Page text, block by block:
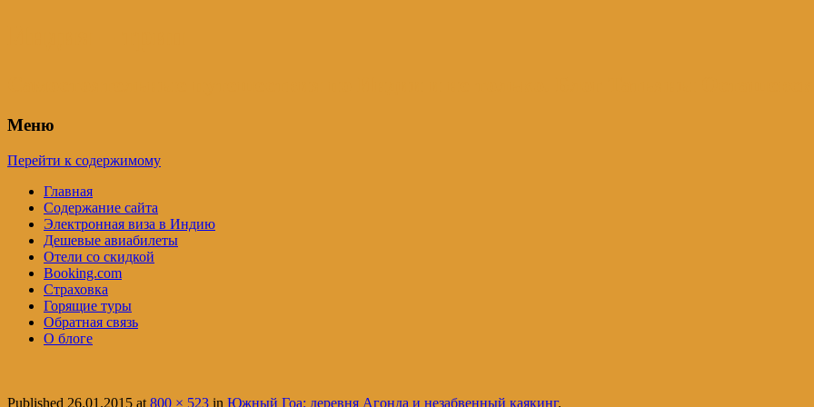
Меню
Перейти к содержимому
Главная
Содержание сайта
Электронная виза в Индию
Дешевые авиабилеты
Отели со скидкой
Booking.com
Страховка
Горящие туры
Обратная связь
О блоге
Published 26.01.2015 at800 × 523 in Южный Гоа: деревня Агонда и незабвенный каякинг.